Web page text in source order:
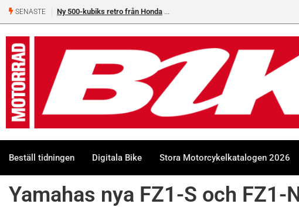
SENASTE Ny 500-kubiks retro från Honda
Beställ tidningen Digitala Bike Stora Motorcykelkatalogen 2026
Yamahas nya FZ1-S och FZ1-